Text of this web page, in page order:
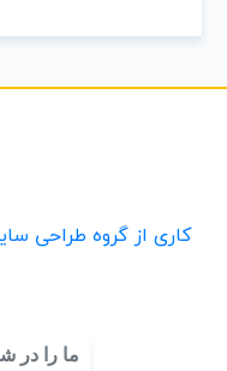
کاری از گروه طراحی
ما را در